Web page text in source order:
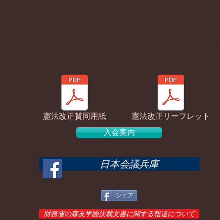
憲法改正賛同用紙 憲法改正リーフレット
入会案内
日本会議兵庫
シェア
財務省の森友学園決裁文書に関する報道について